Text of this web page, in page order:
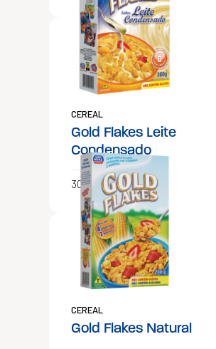
CEREAL
Gold Flakes Leite
Condensado
300g
CEREAL
Gold Flakes Natural